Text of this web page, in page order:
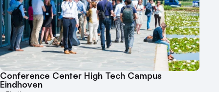
Conference Center High Tech Campus
Eindhoven